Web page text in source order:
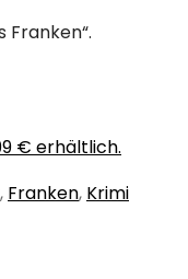
€ erhältlich.
, Franken, Krimi